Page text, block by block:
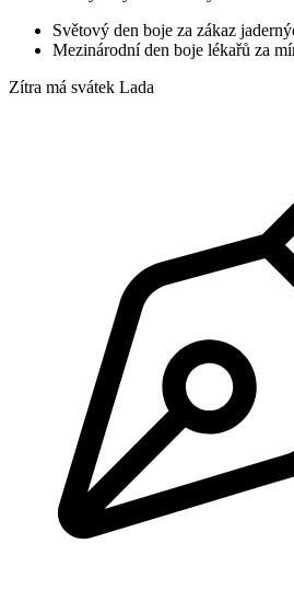
Světový den boje za zákaz
Mezinárodní den boje lékařů za
Zítra má svátek Lada